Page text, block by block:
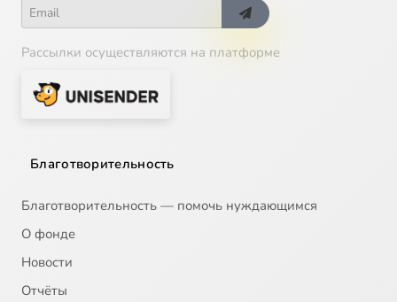
Рассылки осуществляются на платформе
Благотворительность
Благотворительность — помочь нуждающимся
О фонде
Новости
Отчёты